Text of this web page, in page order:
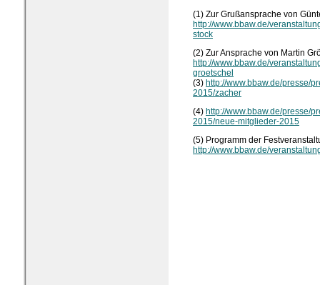
(1) Zur Grußansprache von
http://www.bbaw.de/
stock
(2) Zur Ansprache von Martin
http://www.bbaw.de/
groetschel
(3) http://www.bbaw.de/presse/
2015/zacher
(4) http://www.bbaw.de/presse/
2015/neue-mitglieder-2015
(5) Programm der
http://www.bbaw.de/